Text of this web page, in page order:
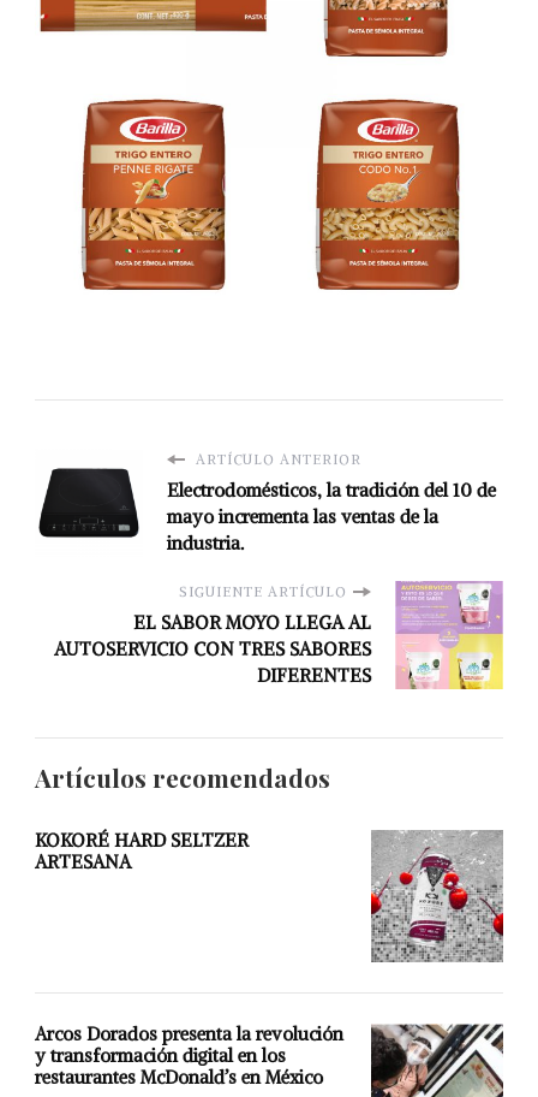
ARTÍCULO ANTERIOR
Electrodomésticos, la tradición del 10 de
mayo incrementa las ventas de la
industria.
SIGUIENTE ARTÍCULO
EL SABOR MOYO LLEGA AL
AUTOSERVICIO CON TRES SABORES
DIFERENTES
Artículos recomendados
KOKORÉ HARD SELTZER
ARTESANA
Arcos Dorados presenta la revolución
y transformación digital en los
restaurantes McDonald’s en México